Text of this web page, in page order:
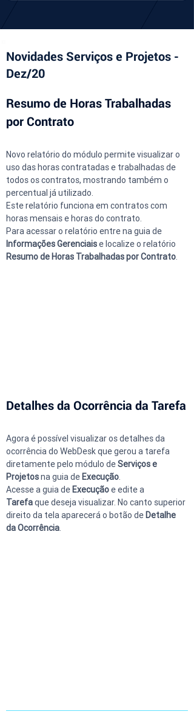
Novidades Serviços e Projetos -
Dez/20
Resumo de Horas Trabalhadas
por Contrato
Novo relatório do módulo permite visualizar o
uso das horas contratadas e trabalhadas de
todos os contratos, mostrando também o
percentual já utilizado.
Este relatório funciona em contratos com
horas mensais e horas do contrato.
Para acessar o relatório entre na guia de
Informações Gerenciais e localize o relatório
Resumo de Horas Trabalhadas por Contrato.
Detalhes da Ocorrência da Tarefa
Agora é possível visualizar os detalhes da
ocorrência do WebDesk que gerou a tarefa
diretamente pelo módulo de Serviços e
Projetos na guia de Execução.
Acesse a guia de Execução e edite a
Tarefa que deseja visualizar. No canto superior
direito da tela aparecerá o botão de Detalhe
da Ocorrência.